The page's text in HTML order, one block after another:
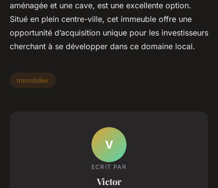
aménagée et une cave, est une excellente option.
Situé en plein centre-ville, cet immeuble offre une
opportunité d’acquisition unique pour les investisseurs
cherchant à se développer dans ce domaine local.
Immobilier
V
ECRIT PAR
Victor